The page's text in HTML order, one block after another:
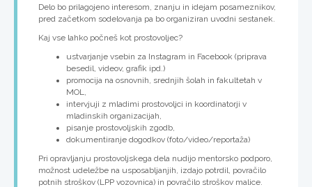
Delo bo prilagojeno interesom, znanju in idejam posameznikov,
pred začetkom sodelovanja pa bo organiziran uvodni sestanek.
Kaj vse lahko počneš kot prostovoljec?
ustvarjanje vsebin za Instagram in Facebook (priprava
besedil, videov, grafik ipd.)
promocija na osnovnih, srednjih šolah in fakultetah v
MOL,
intervjuji z mladimi prostovoljci in koordinatorji v
mladinskih organizacijah,
pisanje prostovoljskih zgodb,
dokumentiranje dogodkov (foto/video/reportaža)
Pri opravljanju prostovoljskega dela nudijo mentorsko podporo,
možnost udeležbe na usposabljanjih, izdajo potrdil, povračilo
potnih stroškov (LPP vozovnica) in povračilo stroškov malice.